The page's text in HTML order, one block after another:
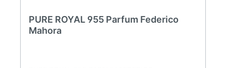
PURE ROYAL 955 Parfum Federico
Mahora